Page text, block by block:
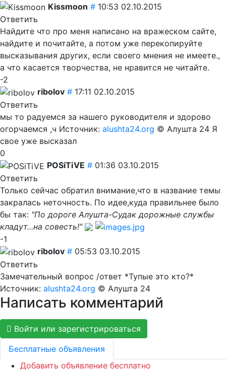
Kissmoon # 10:53 02.10.2015
Ответить
Найдите что про меня написано на вражеском сайте,
найдите и почитайте, а потом уже перекопируйте
высказывания других, если своего мнения не имеете.,
а что касается творчества, не нравится не читайте.
-2
ribolov # 17:11 02.10.2015
Ответить
мы то радуемся за нашего руководителя и здорово
огорчаемся ,ч Источник: alushta24.org © Алушта 24 Я
свое уже высказал
0
POSiTiVE # 01:36 03.10.2015
Ответить
Только сейчас обратил внимание,что в название темы
закралась неточность. По идее,куда правильнее было
бы так: "По дороге Алушта-Судак дорожные службы
кладут...на совесть!"
-1
ribolov # 05:53 03.10.2015
Ответить
Замечательный вопрос /ответ *Тупые это кто?*
Источник: alushta24.org © Алушта 24
Написать комментарий
Войти или зарегистрироваться
Бесплатные объявления
Добавить объявление бесплатно